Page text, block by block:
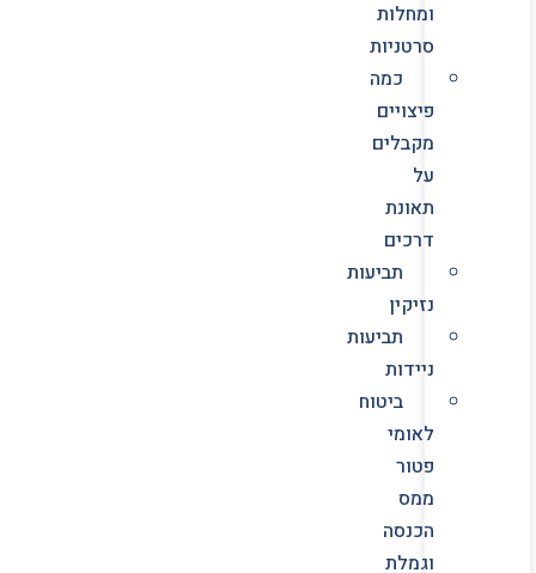
ומחלות
סרטניות
כמה
פיצויים
מקבלים
על
תאונת
דרכים
תביעות
נזיקין
תביעות
ניידות
ביטוח
לאומי
פטור
ממס
הכנסה
וגמלת